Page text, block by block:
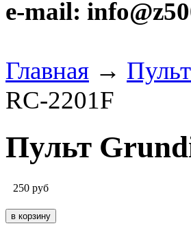
e-mail:
Главная →
RC-2201F
Пульт
250 руб